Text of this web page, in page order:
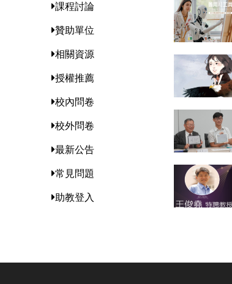
課程討論
贊助單位
相關資源
授權推薦
校內問卷
校外問卷
最新公告
常見問題
助教登入